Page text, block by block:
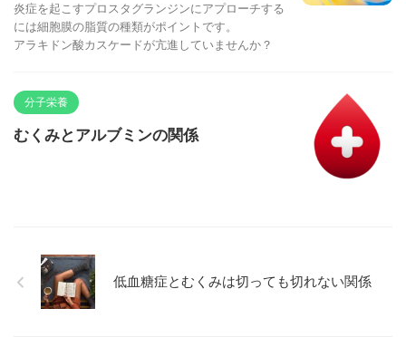
炎症を起こすプロスタグランジンにアプローチする
には細胞膜の脂質の種類がポイントです。
アラキドン酸カスケードが亢進していませんか？
分子栄養
むくみとアルブミンの関係
低血糖症とむくみは切っても切れない関係